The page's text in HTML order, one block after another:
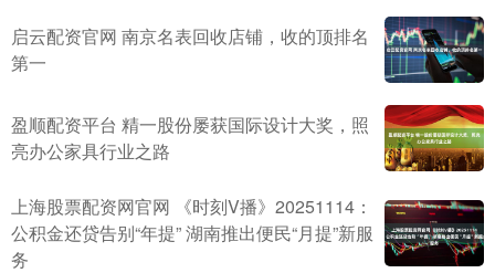
启云配资官网 南京名表回收店铺，收的顶排名
第一
盈顺配资平台 精一股份屡获国际设计大奖，照
亮办公家具行业之路
上海股票配资网官网 《时刻V播》20251114：
公积金还贷告别“年提” 湖南推出便民“月提”新服
务